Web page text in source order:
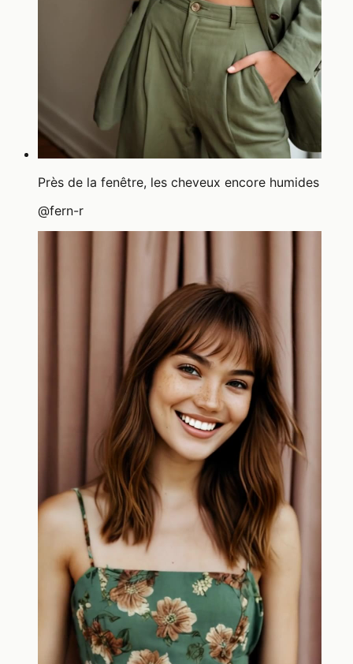
Près de la fenêtre, les cheveux encore humides
@fern-r